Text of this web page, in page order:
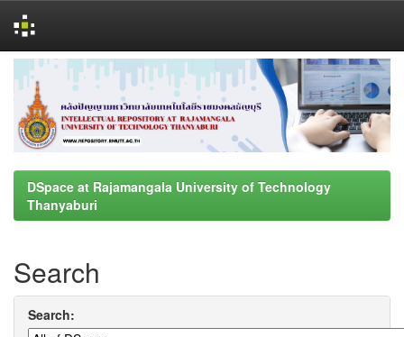
navigation
DSpace at Rajamangala University of Technology
Thanyaburi
Search
Search: